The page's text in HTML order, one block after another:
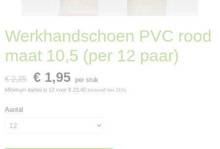
Werkhandschoen PVC rood
maat 10,5 (per 12 paar)
€ 2,35 € 1,95 per stuk
Minimum aantal is 12 voor € 23,40 (inclusief btw 21%)
Aantal